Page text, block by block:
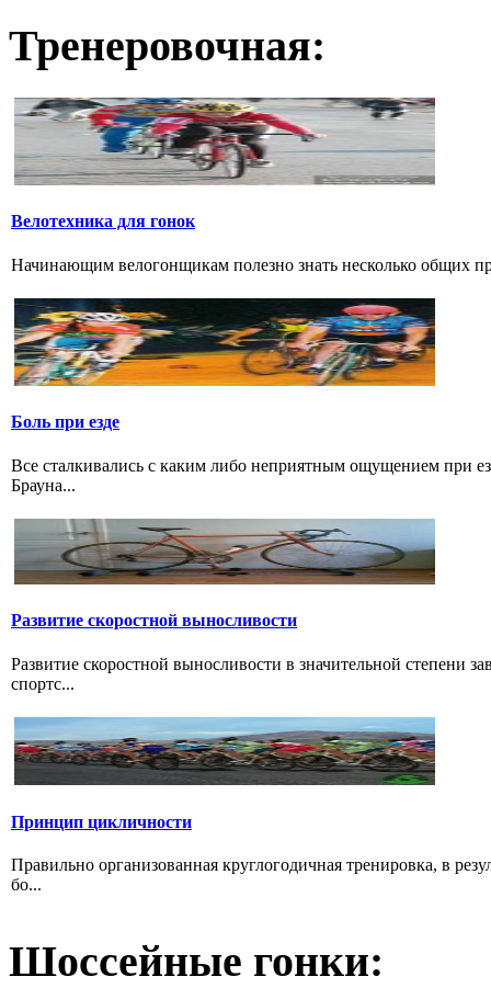
Тренеровочная:
Велотехника для гонок
Начинающим велогонщикам полезно знать несколько общих
Боль при езде
Все сталкивались с каким либо неприятным ощущением при
Брауна...
Развитие скоростной выносливости
Развитие скоростной выносливости в значительной степени
спортс...
Принцип цикличности
Правильно организованная круглогодичная тренировка, в
бо...
Шоссейные гонки: